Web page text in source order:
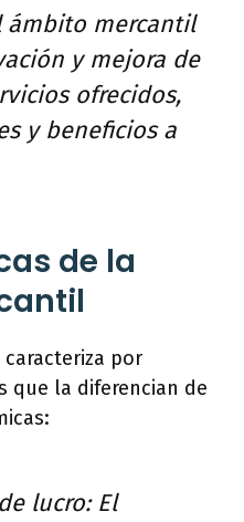
ámbito mercantil
y mejora de
ofrecidos,
y beneficios a
de la
por
que la diferencian de
lucro: El